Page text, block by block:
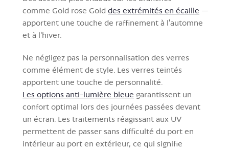
comme Gold rose Gold des extrémités en écaille —
apportent une touche de raffinement à l'automne
et à l'hiver.
Ne négligez pas la personnalisation des verres
comme élément de style. Les verres teintés
apportent une touche de personnalité.
Les options anti-lumière bleue garantissent un
confort optimal lors des journées passées devant
un écran. Les traitements réagissant aux UV
permettent de passer sans difficulté du port en
intérieur au port en extérieur, ce qui signifie